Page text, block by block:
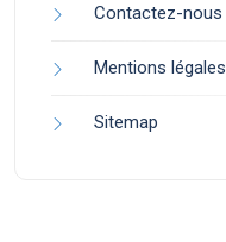
Contactez-nous
Mentions légales
Sitemap